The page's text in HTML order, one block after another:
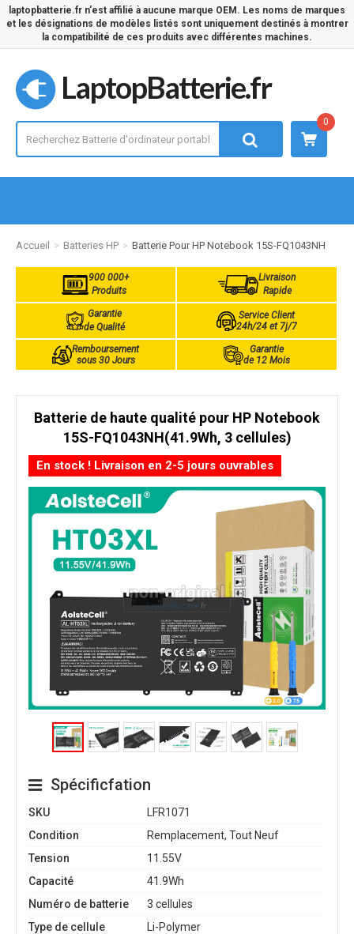
laptopbatterie.fr n'est affilié à aucune marque OEM. Les noms de marques
et les désignations de modèles listés sont uniquement destinés à montrer
la compatibilité de ces produits avec différentes machines.
LaptopBatterie.fr
0
Accueil Batteries HP Batterie Pour HP Notebook 15S-FQ1043NH
900 000+
Produits
Livraison
Rapide
Garantie
de Qualité
Service Client
24h/24 et 7j/7
Remboursement
sous 30 Jours
Garantie
de 12 Mois
Batterie de haute qualité pour HP Notebook
15S-FQ1043NH(41.9Wh, 3 cellules)
En stock ! Livraison en 2-5 jours ouvrables
Spécificfation
SKU
LFR1071
Condition
Remplacement, Tout Neuf
Tension
11.55V
Capacité
41.9Wh
Numéro de batterie
3 cellules
Type de cellule
Li-Polymer